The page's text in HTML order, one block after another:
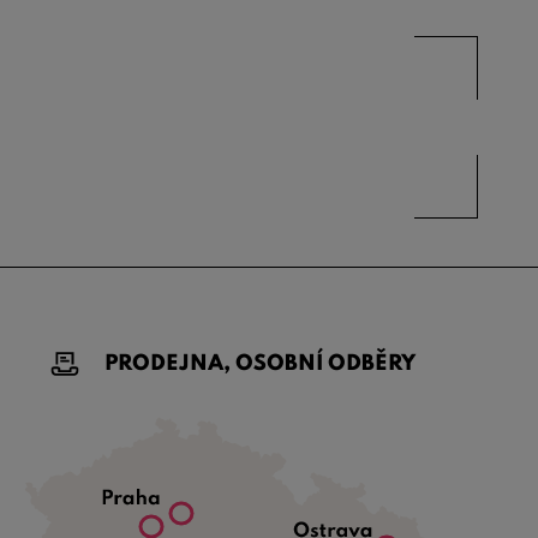
PRODEJNA, OSOBNÍ ODBĚRY